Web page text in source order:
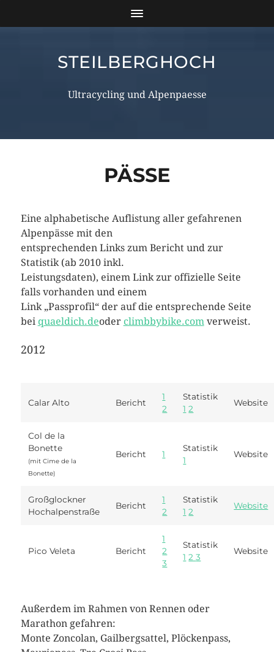
STEILBERGHOCH
Ultracycling und Alpenpaesse
PÄSSE
Eine alphabetische Auflistung aller gefahrenen
Alpenpässe mit den
entsprechenden Links zum Bericht und zur
Statistik (ab 2010 inkl.
Leistungsdaten), einem Link zur offizielle Seite
falls vorhanden und einem
Link „Passprofil“ der auf die entsprechende Seite
bei quaeldich.deoder climbbybike.comverweist.
2012
Calar Alto Bericht
1
2
Statistik
1 2
Website
Col de la
Bonette
(mit Cime de la
Bonette)
Bericht 1
Statistik
1
Website
Großglockner
Hochalpenstraße
Bericht
1
2
Statistik
1 2
Website
Pico Veleta Bericht
1
2
3
Statistik
1 23
Website
Außerdem im Rahmen von Rennen oder
Marathon gefahren:
Monte Zoncolan, Gailbergsattel, Plöckenpass,